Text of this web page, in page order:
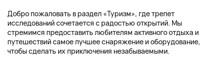
Добро пожаловать в раздел «Туризм», где трепет
исследований сочетается с радостью открытий. Мы
стремимся предоставить любителям активного отдыха и
путешествий самое лучшее снаряжение и оборудование,
чтобы сделать их приключения незабываемыми.